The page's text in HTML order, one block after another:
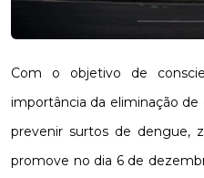
Com o objetivo de
importância da eliminação
prevenir surtos de dengue,
promove no dia 6 de